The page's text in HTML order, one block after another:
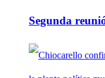
Segunda